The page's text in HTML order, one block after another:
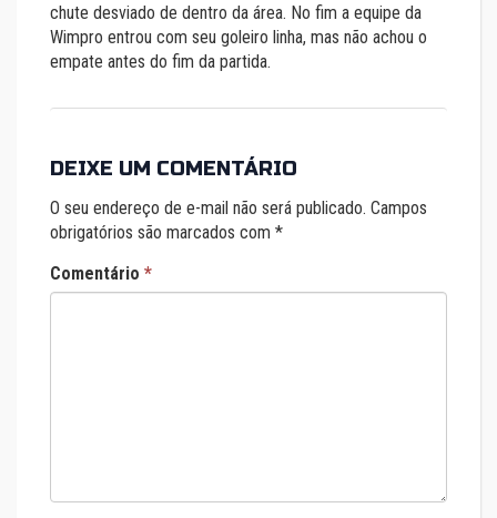
chute desviado de dentro da área. No fim a equipe da
Wimpro entrou com seu goleiro linha, mas não achou o
empate antes do fim da partida.
DEIXE UM COMENTÁRIO
O seu endereço de e-mail não será publicado. Campos
obrigatórios são marcados com *
Comentário *